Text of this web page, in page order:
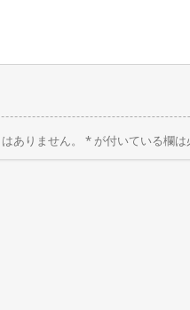
ありません。 *が付いている欄は